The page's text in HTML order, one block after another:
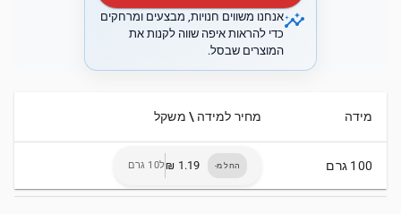
insightsאנחנו משווים חנויות, מבצעים ומרחקים
כדי להראות איפה שווה לקנות את
המוצרים שבסל.
מידה מחיר למידה \ משקל
100 גרם החל מ- ל10 גרם